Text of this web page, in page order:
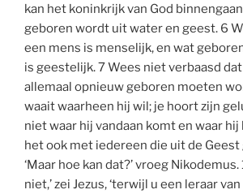
kan het koninkrijk van God
geboren wordt uit water en geest. 6
een mens is menselijk, en wat
is geestelijk. 7 Wees niet verbaasd
allemaal opnieuw geboren moeten
waait waarheen hij wil; je hoort zijn
niet waar hij vandaan komt en waar hij
het ook met iedereen die uit de Geest
‘Maar hoe kan dat?’ vroeg
niet,’ zei Jezus, ‘terwijl u een leraar